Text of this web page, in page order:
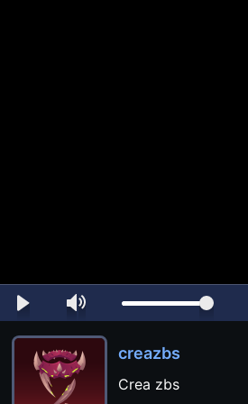
creazbs
Crea zbs